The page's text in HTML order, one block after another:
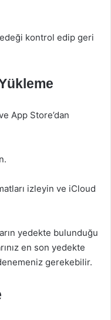
kontrol edip geri
App Store’dan
izleyin ve iCloud
yedekte bulunduğu
en son yedekte
gerekebilir.